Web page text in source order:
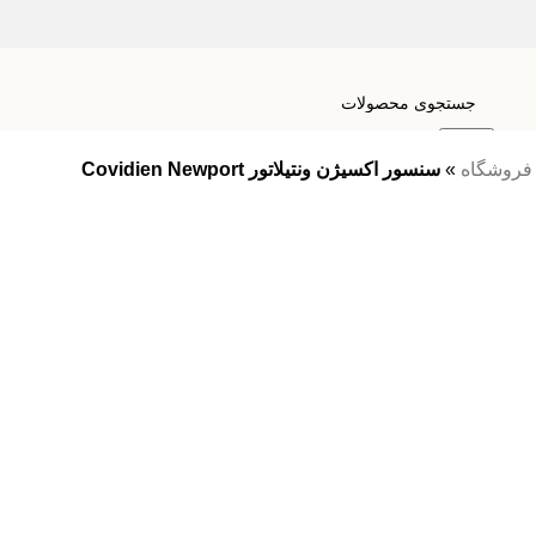
مقایسه
فروشگاه »سنسور اکسیژن ونتیلاتور Covidien Newport